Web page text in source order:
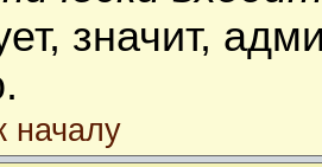
значит,
началу